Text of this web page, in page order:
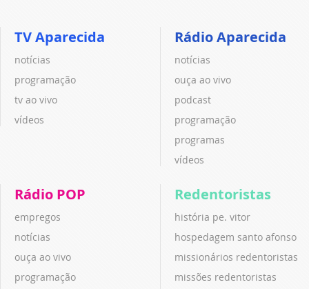
TV Aparecida
notícias
programação
tv ao vivo
vídeos
Rádio Aparecida
notícias
ouça ao vivo
podcast
programação
programas
vídeos
Rádio POP
empregos
notícias
ouça ao vivo
programação
Redentoristas
história pe. vitor
hospedagem santo afonso
missionários redentoristas
missões redentoristas